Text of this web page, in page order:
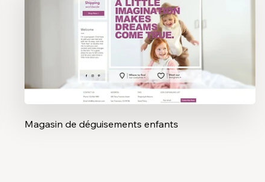
Magasin de déguisements enfants